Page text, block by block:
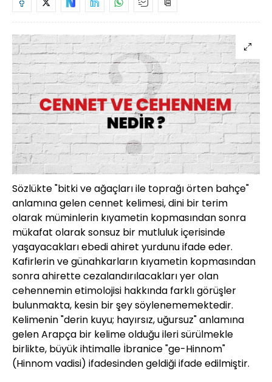
Sözlükte "bitki ve ağaçları ile toprağı örten bahçe"
anlamına gelen cennet kelimesi, dini bir terim
olarak müminlerin kıyametin kopmasından sonra
mükafat olarak sonsuz bir mutluluk içerisinde
yaşayacakları ebedi ahiret yurdunu ifade eder.
Kafirlerin ve günahkarların kıyametin kopmasından
sonra ahirette cezalandırılacakları yer olan
cehennemin etimolojisi hakkında farklı görüşler
bulunmakta, kesin bir şey söylenememektedir.
Kelimenin "derin kuyu; hayırsız, uğursuz" anlamına
gelen Arapça bir kelime olduğu ileri sürülmekle
birlikte, büyük ihtimalle İbranice "ge-Hinnom"
(Hinnom vadisi) ifadesinden geldiği ifade edilmiştir.